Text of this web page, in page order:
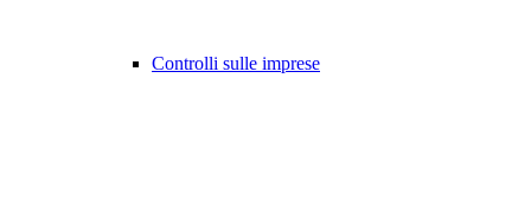
Controlli sulle imprese